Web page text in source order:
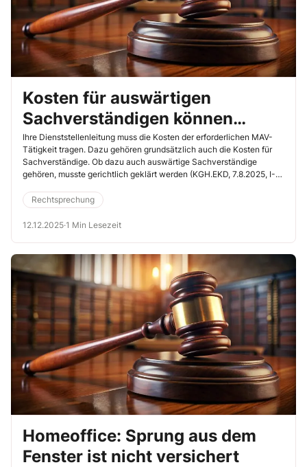
Kosten für auswärtigen
Sachverständigen können
erforderlich sein
Ihre Dienststellenleitung muss die Kosten der erforderlichen MAV-
Tätigkeit tragen. Dazu gehören grundsätzlich auch die Kosten für
Sachverständige. Ob dazu auch auswärtige Sachverständige
gehören, musste gerichtlich geklärt werden (KGH.EKD, 7.8.2025, I-
Rechtsprechung
12.12.2025·1 Min Lesezeit
Homeoffice: Sprung aus dem
Fenster ist nicht versichert